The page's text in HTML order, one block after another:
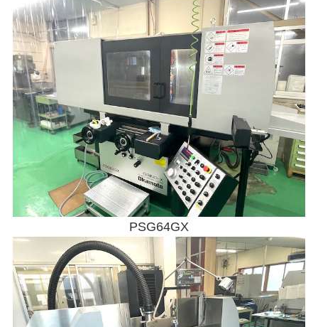
PSG64GX